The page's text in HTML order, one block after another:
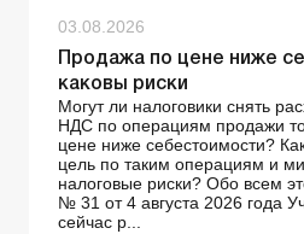
03.08.2026
Продажа по цене ниже
каковы риски
Могут ли налоговики снять
НДС по операциям продажи
цене ниже себестоимости?
цель по таким операциям и
налоговые риски? Обо всем
№ 31 от 4 августа 2026 года
сейчас р...